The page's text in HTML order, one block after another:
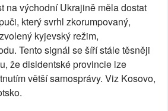
na východní Ukrajině měla dostat
který svrhl zkorumpovaný,
kyjevský režim,
Tento signál se šíří stále těsněji
že disidentské provincie lze
větší samosprávy. Viz Kosovo,